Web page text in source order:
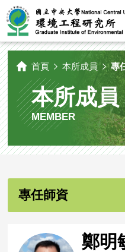
境
工
程
研
究
所
本所成員
MEMBER
首頁 本所成員 專
專任師資
鄭明